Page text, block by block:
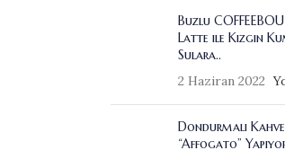
Buzlu
Latte ile Kızgın
Sulara..
2 Haziran 2022
Dondurmalı
“Affogato”